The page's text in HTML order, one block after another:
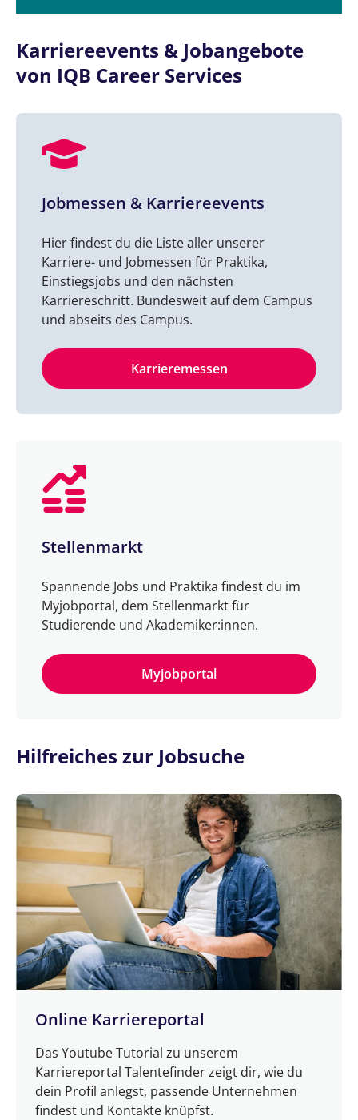
Karriereevents & Jobangebote
von IQB Career Services
Jobmessen & Karriereevents
Hier findest du die Liste aller unserer
Karriere- und Jobmessen für Praktika,
Einstiegsjobs und den nächsten
Karriereschritt. Bundesweit auf dem Campus
und abseits des Campus.
Karrieremessen
Stellenmarkt
Spannende Jobs und Praktika findest du im
Myjobportal, dem Stellenmarkt für
Studierende und Akademiker:innen.
Myjobportal
Hilfreiches zur Jobsuche
Online Karriereportal
Das Youtube Tutorial zu unserem
Karriereportal Talentefinder zeigt dir, wie du
dein Profil anlegst, passende Unternehmen
findest und Kontakte knüpfst.